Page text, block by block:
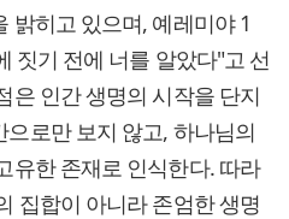
밝히고 있으며, 예레미야 1
짓기 전에 너를 알았다"고 선
은 인간 생명의 시작을 단지
로만 보지 않고, 하나님의
유한 존재로 인식한다. 따라
집합이 아니라 존엄한 생명